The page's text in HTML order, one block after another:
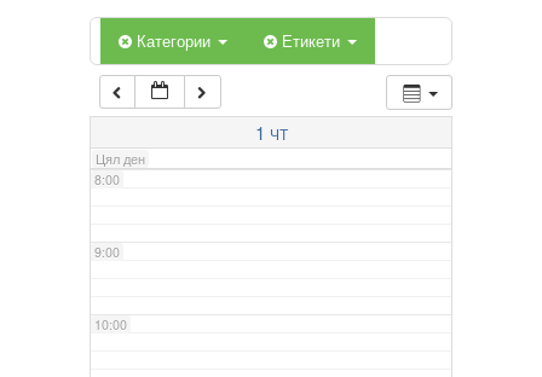
Категории Етикети
1 ЧТ
Цял ден
7:00
8:00
9:00
10:00